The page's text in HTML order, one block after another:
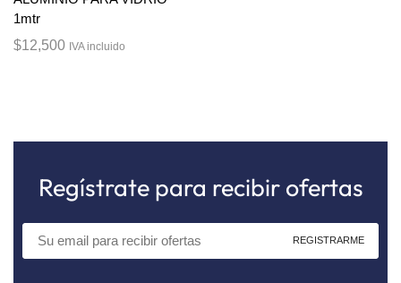
1mtr
$12,500 IVA incluido
Regístrate para recibir ofertas